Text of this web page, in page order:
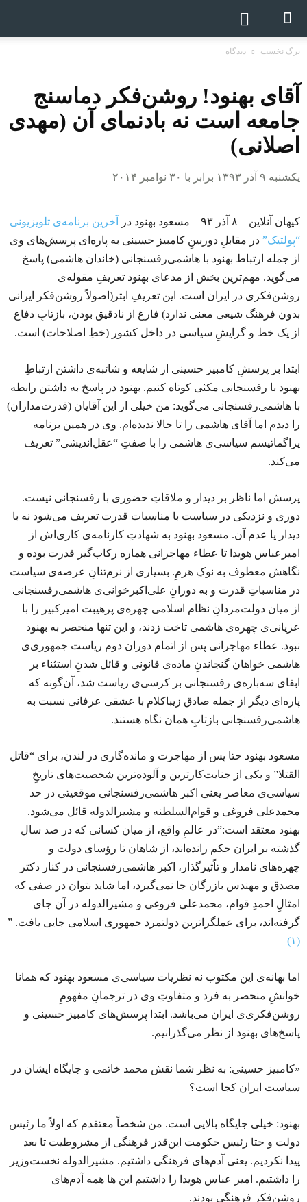
برگ نخست دیدگاه
آقای بهنود! روشن‌فکر دماسنج
جامعه است نه بادنمای آن (مهدی
اصلانی)
یکشنبه ۹ آذر ۱۳۹۳ برابر با ۳۰ نوامبر ۲۰۱۴
کیهان آنلاین – ۸ آذر ۹۳ – مسعود بهنود در
آخرین برنامه‌ی تلویزیونی
“پولتیک” در مقابلِ دوربینِ کامبیز حسینی به پاره‌ای پرسش‌های وی
از جمله ارتباط بهنود با هاشمی‌رفسنجانی (خاندان هاشمی) پاسخ
می‌گوید. مهم‌ترین بخش از مدعای بهنود تعریفِ مقوله‌ی
روشن‌فکری در ایران است. این تعریفِ ابتر(اصولاً روشن‌فکر ایرانی
بدون فرهنگ شیعی معنی ندارد) فارغ از نادقیق بودن، بازتابِ دفاع
از یک خط و گرایشِ سیاسی در داخل کشور (خطِ اصلاحات) است.
ابتدا بر پرسشِ کامبیز حسینی از شایعه و شائبه‌ی داشتن ارتباطِ
بهنود با رفسنجانی مکثی کوتاه کنیم. بهنود در پاسخ به داشتن رابطه
با هاشمی‌رفسنجانی می‌گوید: من خیلی از این آقایان (قدرت‌مداران)
را دیدم اما آقای هاشمی را تا حالا ندیده‌ام. وی در همین برنامه
پراگماتیسم سیاسی‌ی هاشمی را با صفتِ “عقل‌اندیشی” تعریف
می‌کند.
پرسش اما ناظر بر دیدار و ملاقاتِ حضوری با رفسنجانی نیست.
دوری و نزدیکی در سیاست با مناسبات قدرت تعریف می‌شود نه با
دیدار یا عدم آن. مسعود بهنود به شهادتِ کارنامه‌ی کاری‌اش از
امیرعباس هویدا تا عطاء مهاجرانی هماره رکاب‌گیر قدرت بوده و
نگاهش معطوف به نوکِ هرمِ. بسیاری از نرم‌تنانِ عرصه‌ی سیاست
در مناسباتِ قدرت و به دورانِ علی‌اکبرخوانی‌ی هاشمی‌رفسنجانی
از میان دولت‌مردانِ نظام اسلامی چهره‌ی پرهیبت امیرکبیر را با
عریانی‌ی چهره‌ی هاشمی تاخت زدند، و این تنها منحصر به بهنود
نبود. عطاء مهاجرانی پس از اتمام دوران دوم ریاست جمهوری‌ی
هاشمی خواهان گنجاندنِ ماده‌ی‌‌ قانونی و قائل شدنِ استثناء بر
ابقای سه‌باره‌ی رفسنجانی بر کرسی‌ی ریاست شد، آن‌گونه که
پاره‌ای دیگر از جمله صادق زیبا‌کلام با عشقی عرفانی نسبت به
هاشمی‌رفسنجانی بازتابِ همان نگاه هستند.
مسعود بهنود حتا پس از مهاجرت و مانده‌گاری در لندن، برای “قاتل
القتلا” و یکی از جنایت‌کارترین و آلوده‌ترین شخصیت‌های تاریخِ
سیاسی‌ی معاصر یعنی اکبر هاشمی‌رفسنجانی موقعیتی در حد
محمدعلی فروغی و قوام‌السلطنه و مشیرالدوله قائل می‌شود.
بهنود معتقد است:”در عالمِ واقع، از میان کسانی که در صد سال
گذشته بر ایران حکم رانده‌اند، از شاهان تا رؤسای دولت و
چهره‌‌های نامدار و تاًثیر‌گذار، اکبر هاشمی‌رفسنجانی در کنار دکتر
مصدق و مهندس بازرگان جا نمی‌گیرد، اما شاید بتوان در صفی که
امثالِ احمدِ قوام، محمدعلی فروغی و مشیرالدوله در آن جای
گرفته‌‌اند، برای عملگراترین دولتمرد جمهوری اسلامی جایی یافت. ”
(۱)
اما بهانه‌ی این مکتوب نه نظریات سیاسی‌ی مسعود بهنود که همانا
خوانشِ منحصر به فرد و متفاوتِ وی در ترجمانِ مفهومِ
روشن‌فکری‌ی ایران می‌باشد. ابتدا پرسش‌های کامبیز حسینی و
پاسخ‌های بهنود از نظر می‌گذرانیم.
«کامبیز حسینی: به نظر شما نقش محمد خاتمی و جایگاه ایشان در
سیاست ایران کجا است؟
بهنود: خیلی جایگاه بالایی‌‌ است. من شخصاً معتقدم که اولاً ما رئیس
دولت و حتا رئیس حکومت این‌قدر فرهنگی از مشروطیت تا بعد
پیدا نکردیم. یعنی آدم‌های فرهنگی داشتیم. مشیرالدوله نخست‌وزیر
را داشتیم. امیر عباس هویدا را داشتیم این ها همه آدم‌های
روشن‌فکر فرهنگی بودند.